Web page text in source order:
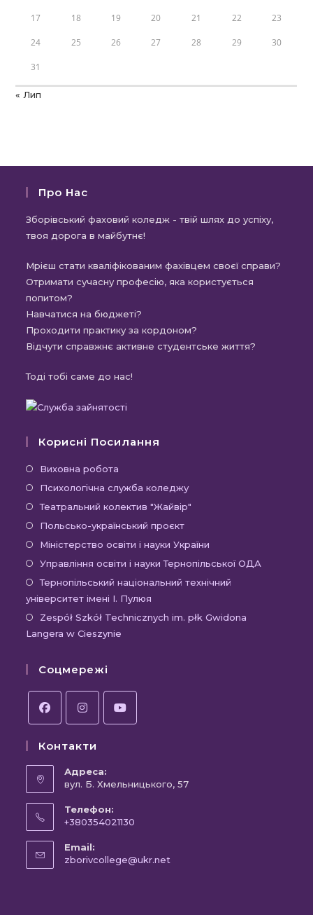
17 18 19 20 21 22 23
24 25 26 27 28 29 30
31
« Лип
Про Нас
Зборівський фаховий коледж - твій шлях до успіху,
твоя дорога в майбутнє!
Мрієш стати кваліфікованим фахівцем своєї справи?
Отримати сучасну професію, яка користується
попитом?
Навчатися на бюджеті?
Проходити практику за кордоном?
Відчути справжнє активне студентське життя?
Тоді тобі саме до нас!
Корисні Посилання
Виховна робота
в
новій
вкладці
Психологічна служба коледжуВідкриється
в
вкладці
Театральний колектив "Жайвір"
новій
вкладці
Польсько-український проєктВідкриється
в
новій
вкладці
Міністерство освіти і науки України
в
новій
Управління освіти і науки Тернопільської ОДА
Тернопільський національний технічний
університет імені І. Пулюя
Zespół Szkół Technicznych im. płk Gwidona
Langera w Cieszynie
Соцмережі
в
новій
вкладці
в
новій
вкладці
новій
вкладці
Контакти
Адреса:
вул. Б. Хмельницького, 57
Телефон:
+380354021130
у
Email:
zborivcollege@ukr.net